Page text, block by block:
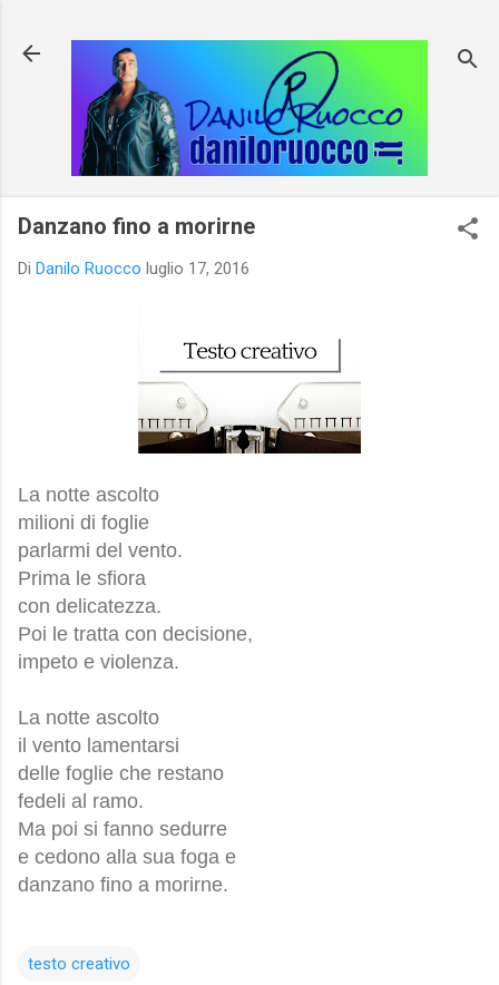
Danzano fino a morirne
Di Danilo Ruocco luglio 17, 2016
La notte ascolto
milioni di foglie
parlarmi del vento.
Prima le sfiora
con delicatezza.
Poi le tratta con decisione,
impeto e violenza.
La notte ascolto
il vento lamentarsi
delle foglie che restano
fedeli al ramo.
Ma poi si fanno sedurre
e cedono alla sua foga e
danzano fino a morirne.
testo creativo